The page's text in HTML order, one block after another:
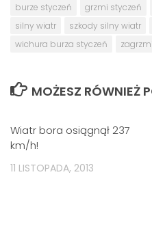
burze styczeń
grzmi styczeń
silny wiatr
szkody silny wiatr
wichura burza styczeń
MOŻESZ RÓWNIEŻ
Wiatr bora osiągnął 237
km/h!
11 LISTOPADA, 2013